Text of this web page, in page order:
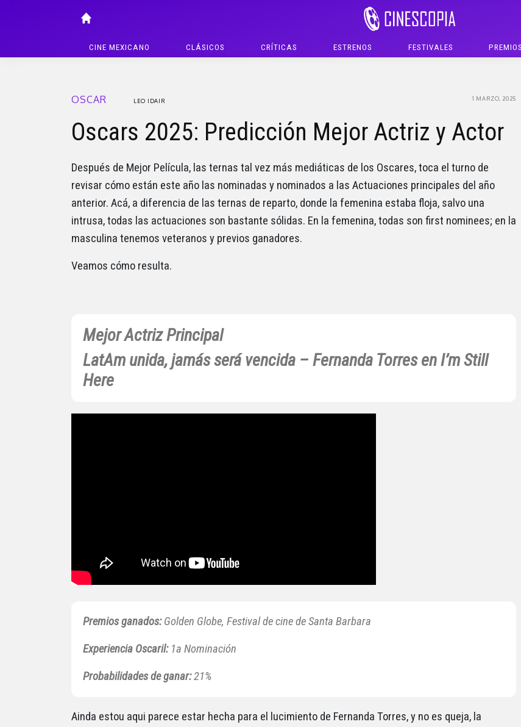
CINE MEXICANO CLÁSICOS CRÍTICAS ESTRENOS FESTIVALES PREMIOS
OSCAR 1 MARZO, 2025
LEO IDAIR
Oscars 2025: Predicción Mejor Actriz y Actor
Después de Mejor Película, las ternas tal vez más mediáticas de los Oscares, toca el turno de
revisar cómo están este año las nominadas y nominados a las Actuaciones principales del año
anterior. Acá, a diferencia de las ternas de reparto, donde la femenina estaba floja, salvo una
intrusa, todas las actuaciones son bastante sólidas. En la femenina, todas son first nominees; en la
masculina tenemos veteranos y previos ganadores.
Veamos cómo resulta.
Mejor Actriz Principal
LatAm unida, jamás será vencida – Fernanda Torres en I’m Still
Here
Premios ganados:Golden Globe, Festival de cine de Santa Barbara
Experiencia Oscaril:1a Nominación
Probabilidades de ganar:21%
Ainda estou aqui parece estar hecha para el lucimiento de Fernanda Torres, y no es queja, la